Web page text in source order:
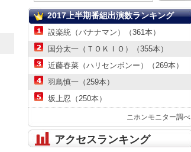
2017上半期番組出演数ランキング
設楽統（バナナマン）（361本）
国分太一（ＴＯＫＩＯ）（355本）
近藤春菜（ハリセンボンー）（269本）
羽鳥慎一（259本）
坂上忍（250本）
ニホンモニター調べ
アクセスランキング